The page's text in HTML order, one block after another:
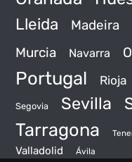
Lleida Madeira
Murcia Navarra
Portugal Rioja
Segovia Sevilla
Tarragona
Valladolid Ávila